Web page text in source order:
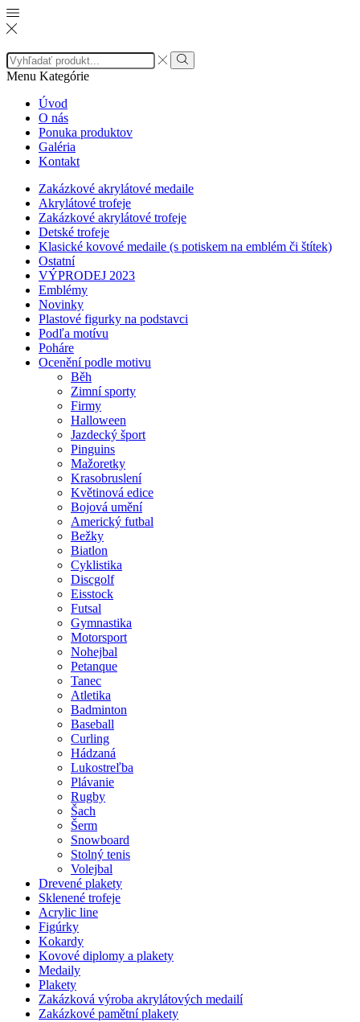
Search
input
Search
Menu Kategórie
Úvod
O nás
Ponuka produktov
Galéria
Kontakt
Zakázkové akrylátové medaile
Akrylátové trofeje
Zakázkové akrylátové trofeje
Detské trofeje
Klasické kovové medaile (s potiskem na emblém či štítek)
Ostatní
VÝPRODEJ 2023
Emblémy
Novinky
Plastové figurky na podstavci
Podľa motívu
Poháre
Ocenění podle motivu
Běh
Zimní sporty
Firmy
Halloween
Jazdecký šport
Pinguins
Mažoretky
Krasobruslení
Květinová edice
Bojová umění
Americký futbal
Bežky
Biatlon
Cyklistika
Discgolf
Eisstock
Futsal
Gymnastika
Motorsport
Nohejbal
Petanque
Tanec
Atletika
Badminton
Baseball
Curling
Hádzaná
Lukostreľba
Plávanie
Rugby
Šach
Šerm
Snowboard
Stolný tenis
Volejbal
Drevené plakety
Sklenené trofeje
Acrylic line
Figúrky
Kokardy
Kovové diplomy a plakety
Medaily
Plakety
Zakázková výroba akrylátových medailí
Zakázkové pamětní plakety